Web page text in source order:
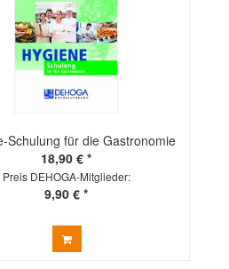
Schulung für die Gastronomie
18,90 € *
Preis DEHOGA-Mitglieder:
9,90 € *